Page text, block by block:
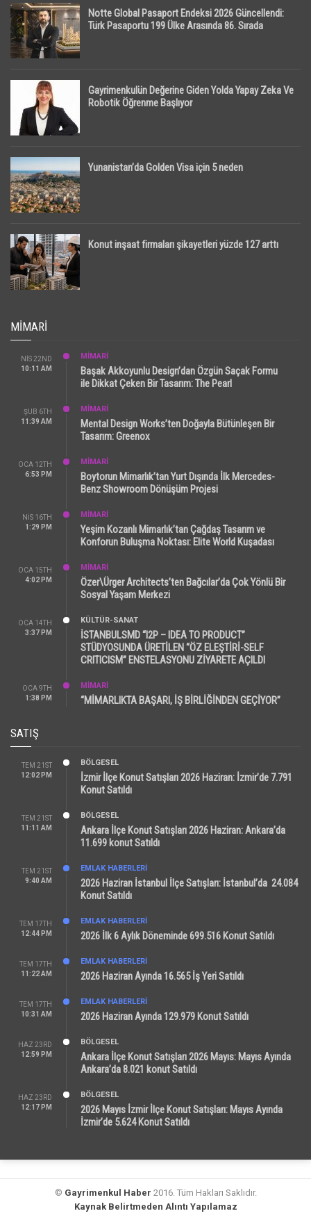
Notte Global Pasaport Endeksi 2026 Güncellendi:
Türk Pasaportu 199 Ülke Arasında 86. Sırada
Gayrimenkulün Değerine Giden Yolda Yapay Zeka Ve
Robotik Öğrenme Başlıyor
Yunanistan’da Golden Visa için 5 neden
Konut inşaat firmaları şikayetleri yüzde 127 arttı
MIMARI
NIS 22ND
10:11 AM
MİMARİ
Başak Akkoyunlu Design’dan Özgün Saçak Formu
ile Dikkat Çeken Bir Tasarım: The Pearl
ŞUB 6TH
11:39 AM
MİMARİ
Mental Design Works’ten Doğayla Bütünleşen Bir
Tasarım: Greenox
OCA 12TH
6:53 PM
MİMARİ
Boytorun Mimarlık’tan Yurt Dışında İlk Mercedes-
Benz Showroom Dönüşüm Projesi
NIS 16TH
1:29 PM
MİMARİ
Yeşim Kozanlı Mimarlık’tan Çağdaş Tasarım ve
Konforun Buluşma Noktası: Elite World Kuşadası
OCA 15TH
4:02 PM
MİMARİ
Özer\Ürger Architects’ten Bağcılar’da Çok Yönlü Bir
Sosyal Yaşam Merkezi
OCA 14TH
3:37 PM
KÜLTÜR-SANAT
İSTANBULSMD “I2P – IDEA TO PRODUCT”
STÜDYOSUNDA ÜRETİLEN “ÖZ ELEŞTİRİ-SELF
CRITICISM” ENSTELASYONU ZİYARETE AÇILDI
OCA 9TH
1:38 PM
MİMARİ
“MİMARLIKTA BAŞARI, İŞ BİRLİĞİNDEN GEÇİYOR”
SATIŞ
TEM 21ST
12:02 PM
BÖLGESEL
İzmir İlçe Konut Satışları 2026 Haziran: İzmir’de 7.791
Konut Satıldı
TEM 21ST
11:11 AM
BÖLGESEL
Ankara İlçe Konut Satışları 2026 Haziran: Ankara’da
11.699 konut Satıldı
TEM 21ST
9:40 AM
EMLAK HABERLERI
2026 Haziran İstanbul İlçe Satışları: İstanbul’da 24.084
Konut Satıldı
TEM 17TH
12:44 PM
EMLAK HABERLERI
2026 İlk 6 Aylık Döneminde 699.516 Konut Satıldı
TEM 17TH
11:22 AM
EMLAK HABERLERI
2026 Haziran Ayında 16.565 İş Yeri Satıldı
TEM 17TH
10:31 AM
EMLAK HABERLERI
2026 Haziran Ayında 129.979 Konut Satıldı
HAZ 23RD
12:59 PM
BÖLGESEL
Ankara İlçe Konut Satışları 2026 Mayıs: Mayıs Ayında
Ankara’da 8.021 konut Satıldı
HAZ 23RD
12:17 PM
BÖLGESEL
2026 Mayıs İzmir İlçe Konut Satışları: Mayıs Ayında
İzmir’de 5.624 Konut Satıldı
© Gayrimenkul Haber 2016. Tüm Hakları Saklıdır.
Kaynak Belirtmeden Alıntı Yapılamaz